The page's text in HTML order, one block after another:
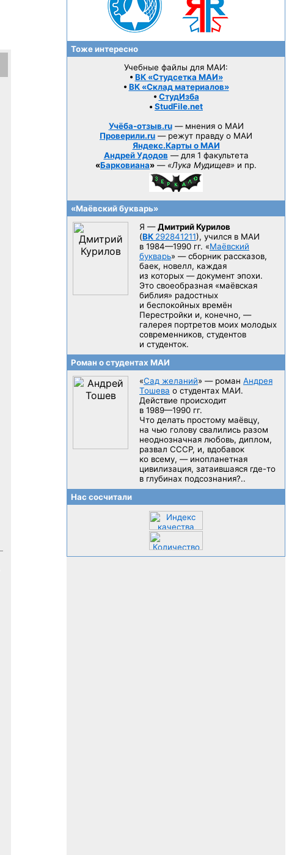
Тоже интересно
Учебные файлы для МАИ:
• ВК «Студсетка МАИ»
• ВК «Склад материалов»
• СтудИзба
• StudFile.net
Учёба-отзыв.ru— мнения о МАИ
Проверили.ru — режут правду о МАИ
Яндекс.Карты о МАИ
Андрей Удодов — для 1 факультета
«Барковиана» — «Лука Мудищев» и пр.
«Маёвский букварь»
Я —Дмитрий Курилов
(ВК 292841211), учился в МАИ
в 1984—1990 гг. «Маёвский
букварь» — сборник рассказов,
баек, новелл, каждая
из которых — документ эпохи.
Это своеобразная «маёвская
библия» радостных
и беспокойных времён
Перестройки и, конечно, —
галерея портретов моих молодых
современников, студентов
и студенток.
Роман о студентах МАИ
«Сад желаний» — роман Андрея
Тошева о студентах МАИ.
Действие происходит
в 1989—1990 гг.
Что делать простому маёвцу,
на чью голову свалились разом
неоднозначная любовь, диплом,
развал CCCP, и, вдобавок
ко всему, — инопланетная
цивилизация, затаившаяся где-то
в глубинах подсознания?..
Нас сосчитали